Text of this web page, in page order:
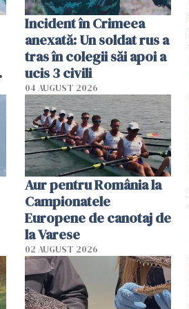
Incident în Crimeea
anexată: Un soldat rus a
tras în colegii săi apoi a
ucis 3 civili
04 AUGUST 2026
Aur pentru România la
Campionatele
Europene de canotaj de
la Varese
02 AUGUST 2026